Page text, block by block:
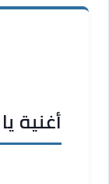
أغنية